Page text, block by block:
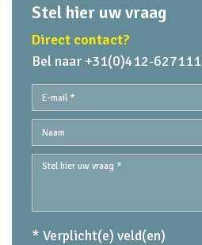
Stel hier uw vraag
Direct contact?
Bel naar +31(0)412-627111
* Verplicht(e) veld(en)